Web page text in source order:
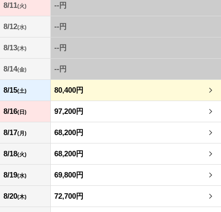
8/11(火) --円
8/12(水) --円
8/13(木) --円
8/14(金) --円
8/15(土) 80,400円
8/16(日) 97,200円
8/17(月) 68,200円
8/18(火) 68,200円
8/19(水) 69,800円
8/20(木) 72,700円